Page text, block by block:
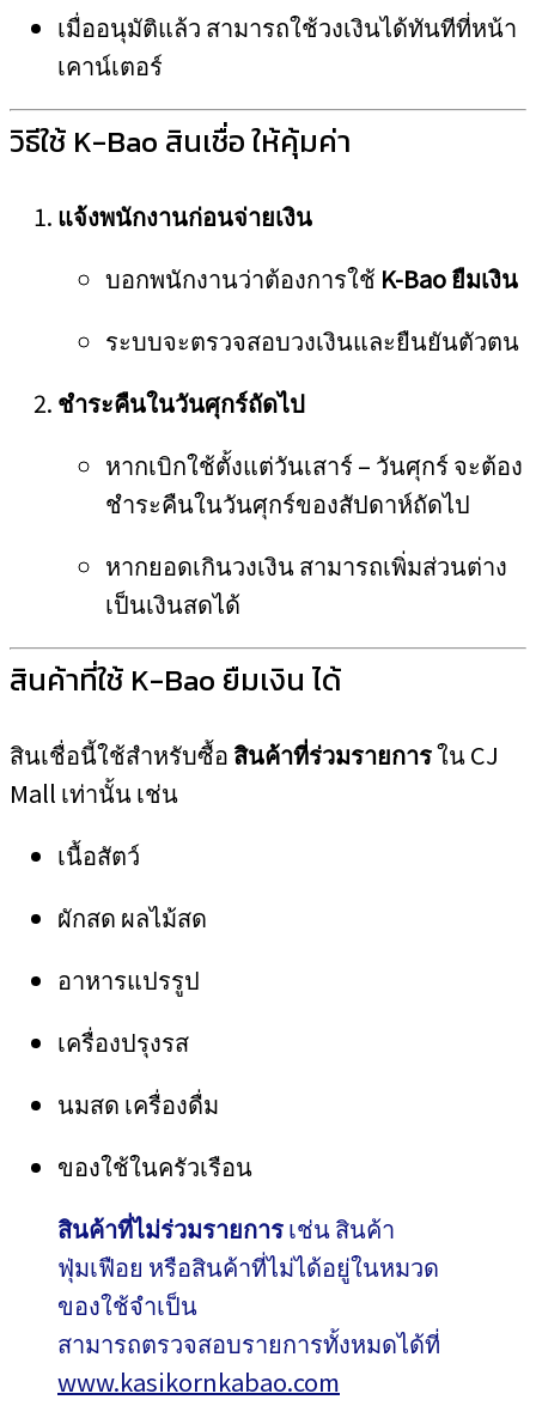
เมื่ออนุมัติแล้ว สามารถใช้วงเงินได้ทันทีที่หน้า
เคาน์เตอร์
วิธีใช้ K-Bao สินเชื่อ ให้คุ้มค่า
แจ้งพนักงานก่อนจ่ายเงิน
บอกพนักงานว่าต้องการใช้ K-Bao ยืมเงิน
ระบบจะตรวจสอบวงเงินและยืนยันตัวตน
ชำระคืนในวันศุกร์ถัดไป
หากเบิกใช้ตั้งแต่วันเสาร์ – วันศุกร์ จะต้อง
ชำระคืนในวันศุกร์ของสัปดาห์ถัดไป
หากยอดเกินวงเงิน สามารถเพิ่มส่วนต่าง
เป็นเงินสดได้
สินค้าที่ใช้ K-Bao ยืมเงิน ได้
สินเชื่อนี้ใช้สำหรับซื้อ สินค้าที่ร่วมรายการใน CJ
Mall เท่านั้น เช่น
เนื้อสัตว์
ผักสด ผลไม้สด
อาหารแปรรูป
เครื่องปรุงรส
นมสด เครื่องดื่ม
ของใช้ในครัวเรือน
สินค้าที่ไม่ร่วมรายการเช่น สินค้า
ฟุ่มเฟือย หรือสินค้าที่ไม่ได้อยู่ในหมวด
ของใช้จำเป็น
สามารถตรวจสอบรายการทั้งหมดได้ที่
www.kasikornkabao.com